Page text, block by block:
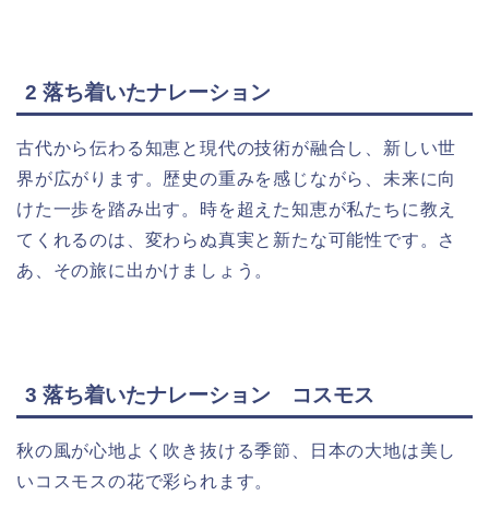
2 落ち着いたナレーション
古代から伝わる知恵と現代の技術が融合し、新しい世
界が広がります。歴史の重みを感じながら、未来に向
けた一歩を踏み出す。時を超えた知恵が私たちに教え
てくれるのは、変わらぬ真実と新たな可能性です。さ
あ、その旅に出かけましょう。
3 落ち着いたナレーション コスモス
秋の風が心地よく吹き抜ける季節、日本の大地は美し
いコスモスの花で彩られます。